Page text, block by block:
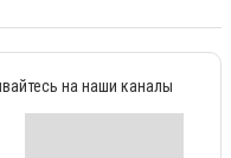
на наши каналы